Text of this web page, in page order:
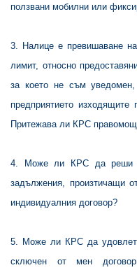
ползвани мобилни или
3. Налице е превишаване
лимит, относно
за което не съм
предприятието
Притежава ли КРС
4 . Може ли КРС да реши
задължения, произтичащи
индивидуалния договор?
5 . Може ли КРС да
сключен от мен